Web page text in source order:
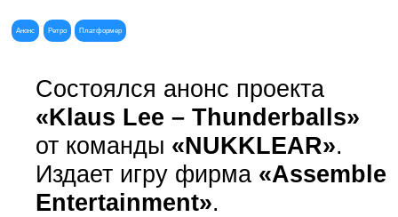
Анонс Ретро Платформер
Состоялся анонс проекта
«Klaus Lee – Thunderballs»
от команды «NUKKLEAR».
Издает игру фирма «Assemble
Entertainment».